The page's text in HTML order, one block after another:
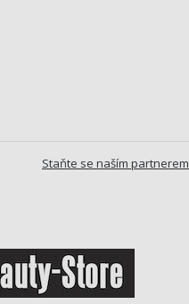
Staňte se naším partnerem